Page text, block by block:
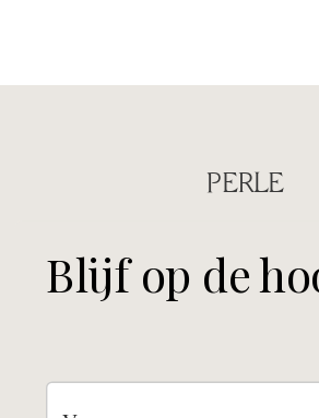
PERLE
Blijf op de